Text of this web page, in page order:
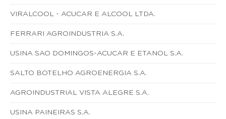
VIRALCOOL - ACUCAR E ALCOOL LTDA.
FERRARI AGROINDUSTRIA S.A.
USINA SAO DOMINGOS-ACUCAR E ETANOL S.A.
SALTO BOTELHO AGROENERGIA S.A.
AGROINDUSTRIAL VISTA ALEGRE S.A.
USINA PAINEIRAS S.A.